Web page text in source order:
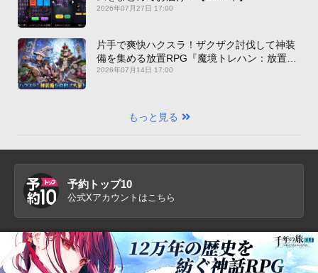
2026年07月27日 17:00
片手で爽快ハクスラ！ザクザク討伐して神装
備を集める放置RPG『魔境トレハン：放置で
神装備』【最新作PICKUP】
2026年07月14日 17:00
もっと見る
予約トップ10
公式Xアカウントはこちら